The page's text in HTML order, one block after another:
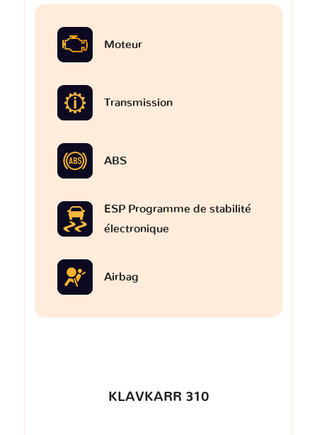
Moteur
Transmission
ABS
ESP Programme de stabilité
électronique
Airbag
KLAVKARR 310